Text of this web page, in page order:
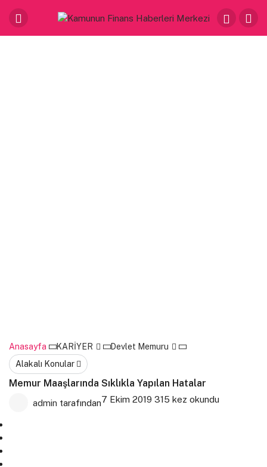
Anasayfa KARİYER
Devlet Memuru
Alakalı Konular
Memur Maaşlarında Sıklıkla Yapılan Hatalar
admin tarafından7 Ekim 2019 315 kez okundu